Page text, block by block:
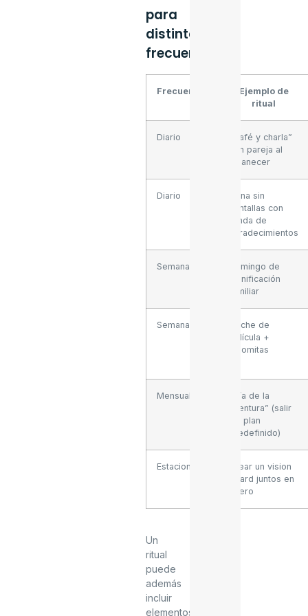
para
distintas
frecuencias
Frecuencia
Ejemplo de
ritual
Diario
“Café y charla”
con pareja al
amanecer
Diario
Cena sin
pantallas con
ronda de
agradecimientos
Semanal
Domingo de
planificación
familiar
Semanal
Noche de
película +
palomitas
Mensual
“Día de la
aventura” (salir
sin plan
predefinido)
Estacional
Crear un vision
board juntos en
enero
Un
ritual
puede
además
incluir
elementos